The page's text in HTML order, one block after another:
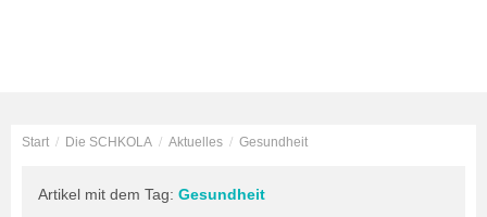
Start / Die SCHKOLA / Aktuelles / Gesundheit
Artikel mit dem Tag: Gesundheit